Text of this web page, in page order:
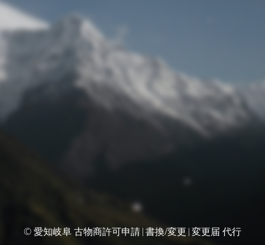
© 愛知岐阜 古物商許可申請|書換/変更|変更届 代行